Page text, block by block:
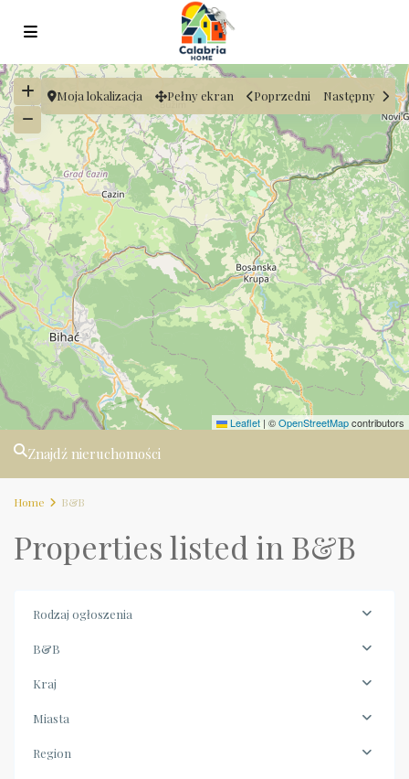
Leaflet | ©OpenStreetMapcontributors
Moja lokalizacja Pełny ekran Poprzedni Następny
Znajdź nieruchomości
Home B&B
Properties listed in B&B
Rodzaj ogłoszenia
B&B
Kraj
Miasta
Region